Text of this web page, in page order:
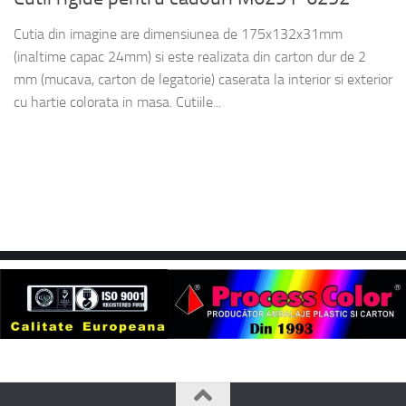
Cutia din imagine are dimensiunea de 175x132x31mm
(inaltime capac 24mm) si este realizata din carton dur de 2
mm (mucava, carton de legatorie) caserata la interior si exterior
cu hartie colorata in masa. Cutiile...